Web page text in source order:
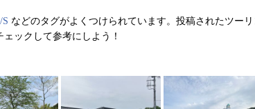
S などのタグがよくつけられています。投稿されたツー
ックして参考にしよう！